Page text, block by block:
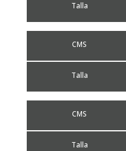
Talla
CMS
Talla
CMS
Talla